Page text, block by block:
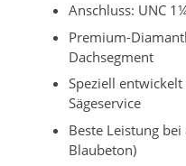
Anschluss: UNC
Premium-
Dachsegment
Speziell
Sägeservice
Beste Leistung
Blaubeton)